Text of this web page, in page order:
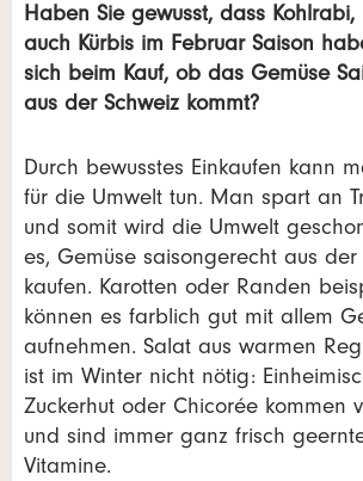
Haben Sie gewusst, dass
auch Kürbis im Februar Saison
sich beim Kauf, ob das Gemüse
aus der Schweiz kommt?
Durch bewusstes Einkaufen kann
für die Umwelt tun. Man spart an
und somit wird die Umwelt
es, Gemüse saisongerecht aus der
kaufen. Karotten oder Randen
können es farblich gut mit allem
aufnehmen. Salat aus warmen
ist im Winter nicht nötig:
Zuckerhut oder Chicorée kommen
und sind immer ganz frisch
Vitamine.